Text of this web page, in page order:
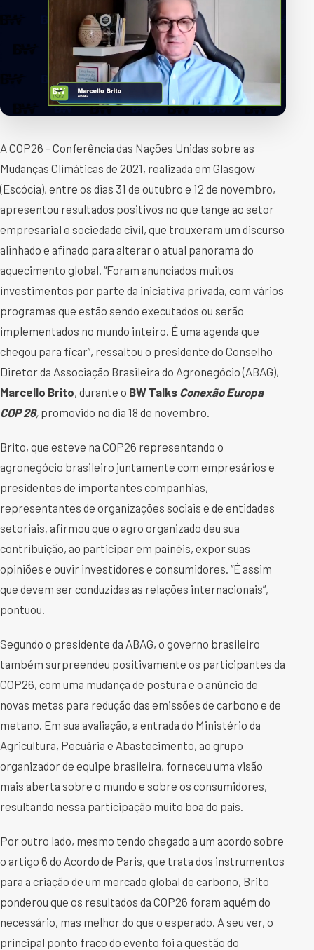
A COP26 - Conferência das Nações Unidas sobre as
Mudanças Climáticas de 2021, realizada em Glasgow
(Escócia), entre os dias 31 de outubro e 12 de novembro,
apresentou resultados positivos no que tange ao setor
empresarial e sociedade civil, que trouxeram um discurso
alinhado e afinado para alterar o atual panorama do
aquecimento global. “Foram anunciados muitos
investimentos por parte da iniciativa privada, com vários
programas que estão sendo executados ou serão
implementados no mundo inteiro. É uma agenda que
chegou para ficar”, ressaltou o presidente do Conselho
Diretor da Associação Brasileira do Agronegócio (ABAG),
Marcello Brito, durante o BW Talks Conexão Europa
COP 26, promovido no dia 18 de novembro.
Brito, que esteve na COP26 representando o
agronegócio brasileiro juntamente com empresários e
presidentes de importantes companhias,
representantes de organizações sociais e de entidades
setoriais, afirmou que o agro organizado deu sua
contribuição, ao participar em painéis, expor suas
opiniões e ouvir investidores e consumidores. “É assim
que devem ser conduzidas as relações internacionais”,
pontuou.
Segundo o presidente da ABAG, o governo brasileiro
também surpreendeu positivamente os participantes da
COP26, com uma mudança de postura e o anúncio de
novas metas para redução das emissões de carbono e de
metano. Em sua avaliação, a entrada do Ministério da
Agricultura, Pecuária e Abastecimento, ao grupo
organizador de equipe brasileira, forneceu uma visão
mais aberta sobre o mundo e sobre os consumidores,
resultando nessa participação muito boa do país.
Por outro lado, mesmo tendo chegado a um acordo sobre
o artigo 6 do Acordo de Paris, que trata dos instrumentos
para a criação de um mercado global de carbono, Brito
ponderou que os resultados da COP26 foram aquém do
necessário, mas melhor do que o esperado. A seu ver, o
principal ponto fraco do evento foi a questão do